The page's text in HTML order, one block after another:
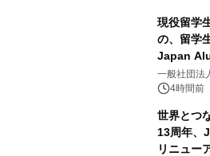
現役留学
の、留学
Japan
をリリー
一般社団法
4時間前
世界とつ
13周年、
リニュー